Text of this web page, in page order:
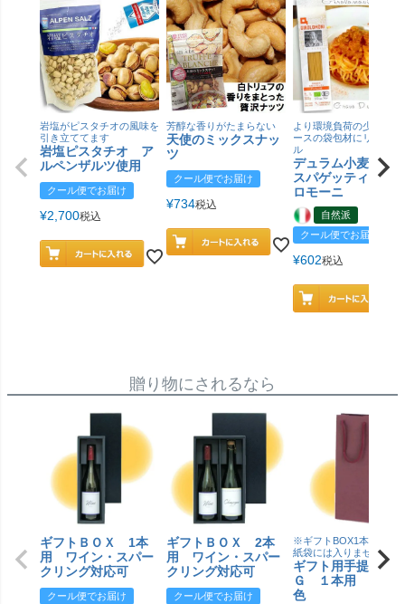
岩塩がピスタチオの風味を
引き立ててます
岩塩ピスタチオ ア
ルペンザルツ使用
クール便でお届け
¥2,700税込
芳醇な香りがたまらない
天使のミックスナッ
ツ
クール便でお届け
¥734税込
より環境負荷の少ない紙
ースの袋包材にリニュー
ル
デュラム小麦 有
スパゲッティ／ジ
ロモーニ
自然派
クール便でお届け
¥602税込
贈り物にされるなら
ギフトＢＯＸ 1本
用 ワイン・スパー
クリング対応可
クール便でお届け
ギフトＢＯＸ 2本
用 ワイン・スパー
クリング対応可
クール便でお届け
※ギフトBOX1本用はこ
紙袋には入りません
ギフト用手提げＢ
Ｇ １本用 エン
色